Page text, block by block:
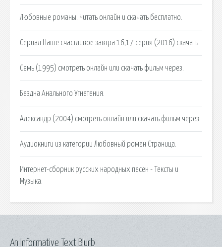
Любовные романы. Читать онлайн и скачать бесплатно.
Сериал Наше счастливое завтра 16,17 серия (2016) скачать.
Семь (1995) смотреть онлайн или скачать фильм через.
Бездна Анального Угнетения.
Александр (2004) смотреть онлайн или скачать фильм через.
Аудиокниги из категории Любовный роман Страница.
Интернет-сборник русских народных песен - Тексты и
Музыка.
An Informative Text Blurb